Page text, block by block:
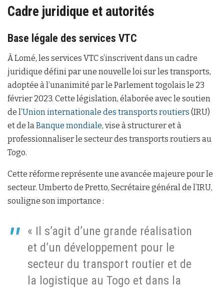
Cadre juridique et autorités
Base légale des services VTC
À Lomé, les services VTC s’inscrivent dans un cadre
juridique défini par une nouvelle loi sur les transports,
adoptée à l’unanimité par le Parlement togolais le 23
février 2023. Cette législation, élaborée avec le soutien
de l’Union internationale des transports routiers (IRU)
et de laBanque mondiale, vise à structurer et à
professionnaliser le secteur des transports routiers au
Togo.
Cette réforme représente une avancée majeure pour le
secteur. Umberto de Pretto, Secrétaire général de l’IRU,
souligne son importance :
« Il s’agit d’une grande réalisation
et d’un développement pour le
secteur du transport routier et de
la logistique au Togo et dans la